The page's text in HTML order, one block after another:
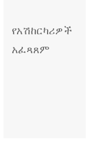
የአሽከርካሪዎች
አፈጻጸም